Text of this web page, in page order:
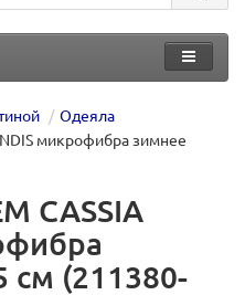
Одеяла
микрофибра зимнее
CASSIA
см (211380-